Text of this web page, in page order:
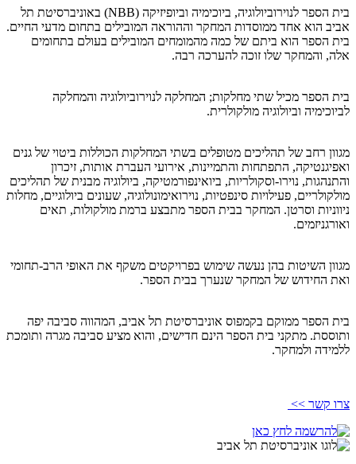
בית הספר לנוירוביולוגיה, ביוכימיה וביופיזיקה (NBB) באוניברסיטת תל
אביב הוא אחד ממוסדות המחקר וההוראה המובילים בתחום מדעי החיים.
בית הספר הוא ביתם של כמה מהמומחים המובילים בעולם בתחומים
אלה, והמחקר שלו זוכה להערכה רבה.
בית הספר מכיל שתי מחלקות; המחלקה לנוירוביולוגיה והמחלקה
לביוכימיה וביולוגיה מולקולרית.
מגוון רחב של תהליכים מטופלים בשתי המחלקות הכוללות ביטוי של גנים
ואפיגנטיקה, התפתחות והתמיינות, אירועי העברת אותות, זיכרון
והתנהגות, נוירו-וסקולריות, ביואינפורמטיקה, ביולוגיה מבנית של תהליכים
מולקולריים, פעילויות סינפטיות, נוירואימונולוגיה, שעונים ביולוגיים, מחלות
ניווניות וסרטן. המחקר בבית הספר מתבצע ברמת מולקולות, תאים
ואורגניזמים.
מגוון השיטות בהן נעשה שימוש בפרויקטים משקף את האופי הרב-תחומי
ואת החידוש של המחקר שנערך בבית הספר.
בית הספר ממוקם בקמפוס אוניברסיטת תל אביב, המהווה סביבה יפה
ותוססת. מתקני בית הספר הינם חדישים, והוא מציע סביבה מגרה ותומכת
ללמידה ולמחקר.
צרו קשר >>